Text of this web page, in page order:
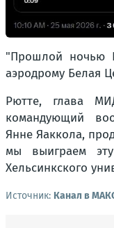
"Прошлой ночью
аэродрому Белая
Рютте, глава
командующий
Янне Яаккола,
мы выиграем
Хельсинкского
Источник: Канал в